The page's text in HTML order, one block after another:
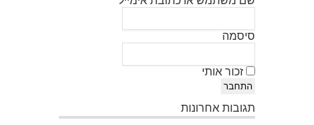
סיסמה
זכור אותי
התחבר
תגובות אחרונות